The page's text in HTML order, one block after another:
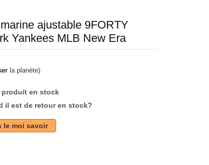
ajustable 9FORTY
Yankees MLB New Era
la planète)
produit en stock
il est de retour en stock?
le moi savoir